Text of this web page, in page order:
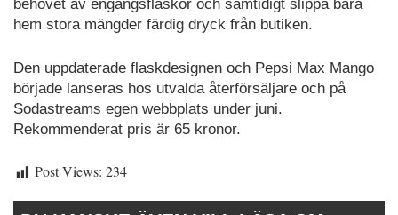
behovet av engångsflaskor och samtidigt slippa bära
hem stora mängder färdig dryck från butiken.
Den uppdaterade flaskdesignen och Pepsi Max Mango
började lanseras hos utvalda återförsäljare och på
Sodastreams egen webbplats under juni.
Rekommenderat pris är 65 kronor.
Post Views: 234